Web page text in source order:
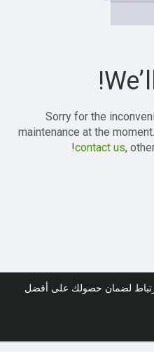
لضمان حصولك على أفضل
Sorry for the
maintenance at the
contact us,